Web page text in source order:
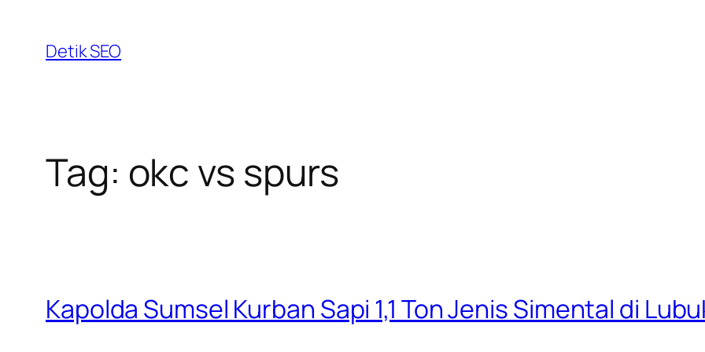
content
Detik SEO
Tag: okc vs spurs
Kapolda Sumsel Kurban Sapi 1,1 Ton Jenis Simental di